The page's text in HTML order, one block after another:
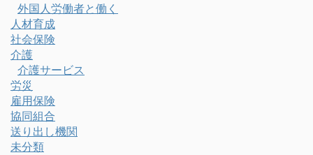
外国人労働者と働く
人材育成
社会保険
介護
介護サービス
労災
雇用保険
協同組合
送り出し機関
未分類